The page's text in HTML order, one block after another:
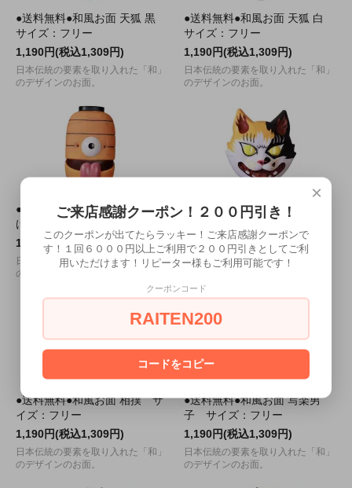
●送料無料●和風お面 天狐 黒
サイズ：フリー
1,190円(税込1,309円)
日本伝統の要素を取り入れた「和」
のデザインのお面。
●送料無料●和風お面 天狐 白
サイズ：フリー
1,190円(税込1,309円)
日本伝統の要素を取り入れた「和」
のデザインのお面。
●送料無料●和風お面 提灯お化
け サイズ：フリー
1,190円(税込1,309円)
日本伝統の要素を取り入れた「和」
のデザインのお面。
●送料無料●和風お面 化け猫
1,190円(税込1,309円)
日本伝統の要素を取り入れた「和」
●送料無料●和風お面 相撲 サ
イズ：フリー
1,190円(税込1,309円)
日本伝統の要素を取り入れた「和」
のデザインのお面。
●送料無料●和風お面 写楽男
子 サイズ：フリー
1,190円(税込1,309円)
日本伝統の要素を取り入れた「和」
のデザインのお面。
×
ご来店感謝クーポン！２００円引き！
このクーポンが出てたらラッキー！ご来店感謝クーポンで
す！１回６０００円以上ご利用で２００円引きとしてご利
用いただけます！リピーター様もご利用可能です！
クーポンコード
RAITEN200
コードをコピー